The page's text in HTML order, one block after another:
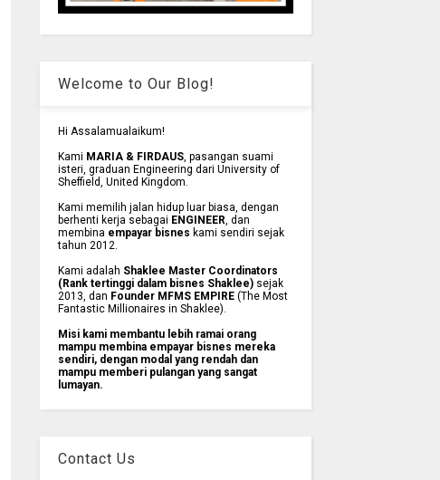
Welcome to Our Blog!
Hi Assalamualaikum!
Kami MARIA & FIRDAUS, pasangan suami
isteri, graduan Engineering dari University of
Sheffield, United Kingdom.
Kami memilih jalan hidup luar biasa, dengan
berhenti kerja sebagai ENGINEER, dan
membina empayar bisnes kami sendiri sejak
tahun 2012.
Kami adalah Shaklee Master Coordinators
(Rank tertinggi dalam bisnes Shaklee)sejak
2013, dan Founder MFMS EMPIRE(The Most
Fantastic Millionaires in Shaklee).
Misi kami membantu lebih ramai orang
mampu membina empayar bisnes mereka
sendiri, dengan modal yang rendah dan
mampu memberi pulangan yang sangat
lumayan.
Contact Us